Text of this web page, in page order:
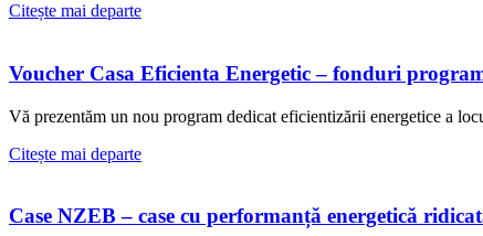
Citește mai departe
Voucher Casa Eficienta Energetic – fonduri
Vă prezentăm un nou program dedicat eficientizării energetice a
Citește mai departe
Case NZEB – case cu performanță energetică